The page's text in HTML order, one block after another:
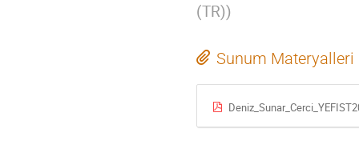
(TR))
Sunum Materyalleri